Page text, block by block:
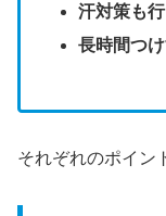
汗対策も行
長時間つ
それぞれのポイン